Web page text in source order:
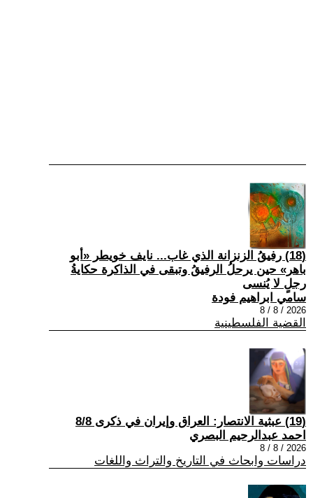
(18) رفيقُ الزنزانة الذي غاب... نايف خويطر «أبو
باهر» حين يرحلُ الرفيقُ وتبقى في الذاكرة حكايةُ
رجلٍ لا يُنسى
سامي ابراهيم فودة
2026 / 8 / 8
القضية الفلسطينية
(19) عبثية الانتصار: العراق وإيران في ذكرى 8/8
احمد عبدالرحيم البصري
2026 / 8 / 8
دراسات وابحاث في التاريخ والتراث واللغات